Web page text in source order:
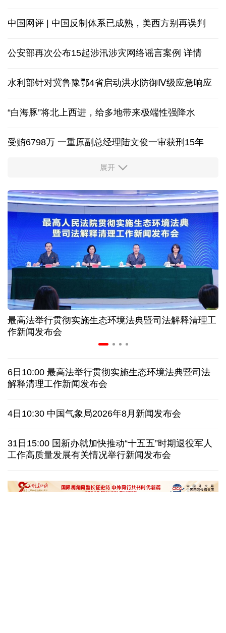
中国网评 | 中国反制体系已成熟，美西方别再误判
公安部再次公布15起涉汛涉灾网络谣言案例 详情
水利部针对冀鲁豫鄂4省启动洪水防御Ⅳ级应急响应
“白海豚”将北上西进，给多地带来极端性强降水
受贿6798万 一重原副总经理陆文俊一审获刑15年
从中国空调热销欧洲，看中国制造惠及全球
二季度中国清洁能源建设景气指数处于较景气区间
服贸会进入倒计时一个月 180余项创新成果将发布
非必要不乱花 医保个人账户里的钱如何用在刀刃上
"校园贷"换上"新马甲" 警惕暑假期间网络消费陷阱
2026暑期档票房破85亿 已连续30天单日票房破亿
探访泰缅“死亡铁路”，见证日本军国主义侵略罪行
泰国暖武里府行政组织办公楼发生枪击 主席重伤
西班牙对意大利“报复”实施 首日入境检查约200人
展开
最高法举行贯彻实施生态环境法典暨司法解释清理工
作新闻发布会
6日10:00 最高法举行贯彻实施生态环境法典暨司法
解释清理工作新闻发布会
4日10:30 中国气象局2026年8月新闻发布会
31日15:00 国新办就加快推动“十五五”时期退役军人
工作高质量发展有关情况举行新闻发布会